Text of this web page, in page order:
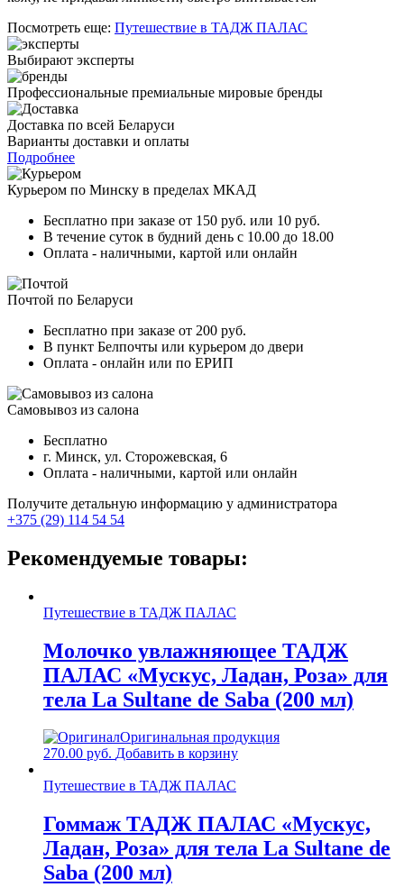
волос
La
Sultane
de
Saba
(300
мл)
Посмотреть еще: Путешествие в ТАДЖ ПАЛАС
Выбирают эксперты
Профессиональные премиальные мировые бренды
Доставка по всей Беларуси
Варианты доставки и оплаты
Подробнее
Курьером по Минску в пределах МКАД
Бесплатно при заказе от 150 руб. или 10 руб.
В течение суток в будний день с 10.00 до 18.00
Оплата - наличными, картой или онлайн
Почтой по Беларуси
Бесплатно при заказе от 200 руб.
В пункт Белпочты или курьером до двери
Оплата - онлайн или по ЕРИП
Самовывоз из салона
Бесплатно
г. Минск, ул. Сторожевская, 6
Оплата - наличными, картой или онлайн
Получите детальную информацию у администратора
+375 (29) 114 54 54
Рекомендуемые товары:
Путешествие в ТАДЖ ПАЛАС
Молочко увлажняющее ТАДЖ
ПАЛАС «Мускус, Ладан, Роза» для
тела La Sultane de Saba (200 мл)
Оригинальная продукция
270.00 руб. Добавить в корзину
Путешествие в ТАДЖ ПАЛАС
Гоммаж ТАДЖ ПАЛАС «Мускус,
Ладан, Роза» для тела La Sultane de
Saba (200 мл)